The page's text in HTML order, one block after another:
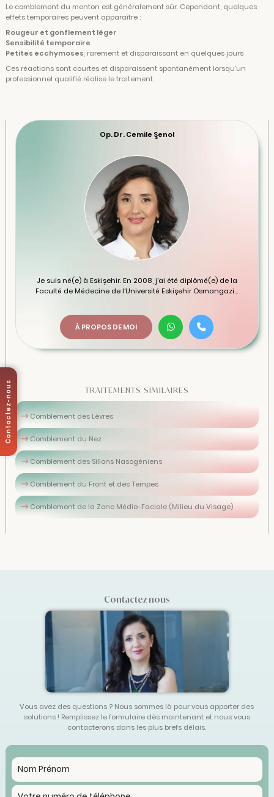
Le comblement du menton est généralement sûr. Cependant, quelques
effets temporaires peuvent apparaître :
Rougeur et gonflement léger
Sensibilité temporaire
Petites ecchymoses , rarement et disparaissant en quelques jours
Ces réactions sont courtes et disparaissent spontanément lorsqu’un
professionnel qualifié réalise le traitement.
Op. Dr. Cemile Şenol
Je suis né(e) à Eskişehir. En 2008, j'ai été diplômé(e) de la
Faculté de Médecine de l’Université Eskişehir Osmangazi...
À PROPOS DE MOI
TRAITEMENTS SIMILAIRES
Comblement des Lèvres
Comblement du Nez
Comblement des Sillons Nasogéniens
Comblement du Front et des Tempes
Comblement de la Zone Médio-Faciale (Milieu du Visage)
Contactez-nous
Vous avez des questions ? Nous sommes là pour vous apporter des
solutions ! Remplissez le formulaire dès maintenant et nous vous
contacterons dans les plus brefs délais.
Contactez-nous